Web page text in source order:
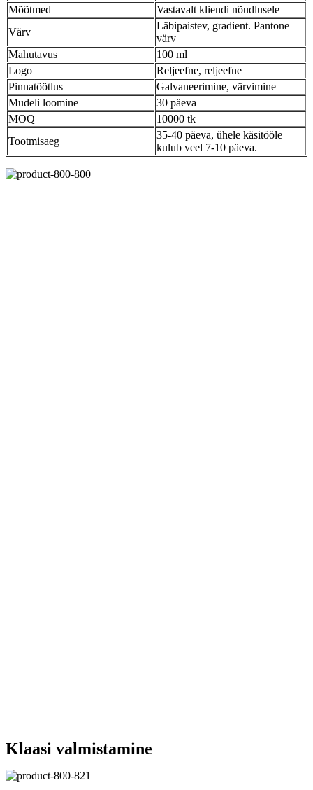
Mõõtmed
Vastavalt kliendi nõudlusele
Värv
Läbipaistev, gradient. Pantone
värv
Mahutavus
100 ml
Logo
Reljeefne, reljeefne
Pinnatöötlus
Galvaneerimine, värvimine
Mudeli loomine
30 päeva
MOQ
10000 tk
Tootmisaeg
35-40 päeva, ühele käsitööle
kulub veel 7-10 päeva.
Klaasi valmistamine